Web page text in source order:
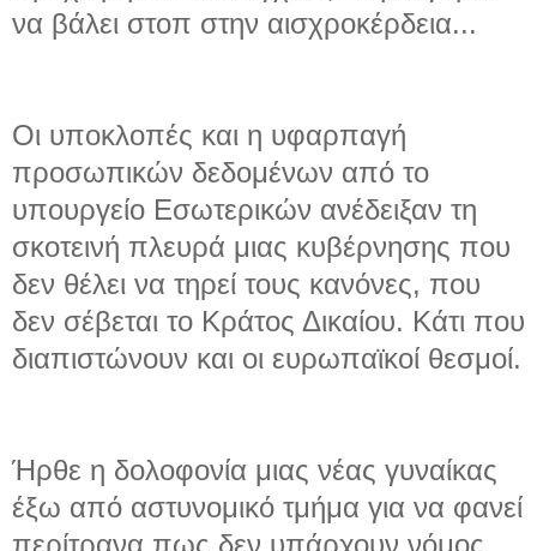
να βάλει στοπ στην αισχροκέρδεια...
Οι υποκλοπές και η υφαρπαγή
προσωπικών δεδομένων από το
υπουργείο Εσωτερικών ανέδειξαν τη
σκοτεινή πλευρά μιας κυβέρνησης που
δεν θέλει να τηρεί τους κανόνες, που
δεν σέβεται το Κράτος Δικαίου. Κάτι που
διαπιστώνουν και οι ευρωπαϊκοί θεσμοί.
Ήρθε η δολοφονία μιας νέας γυναίκας
έξω από αστυνομικό τμήμα για να φανεί